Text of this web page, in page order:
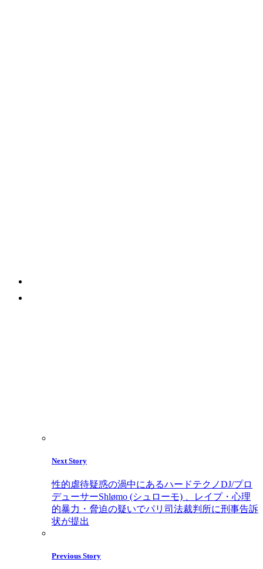
Next Story
性的虐待疑惑の渦中にあるハードテクノDJ/プロ
デューサーShlømo (シュローモ) 、レイプ・心理
的暴力・脅迫の疑いでパリ司法裁判所に刑事告訴
状が提出
Previous Story